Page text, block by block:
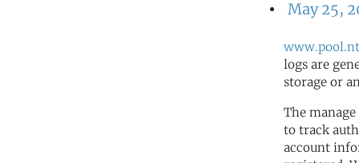
May 25,
logs are
storage or
The
to track
account